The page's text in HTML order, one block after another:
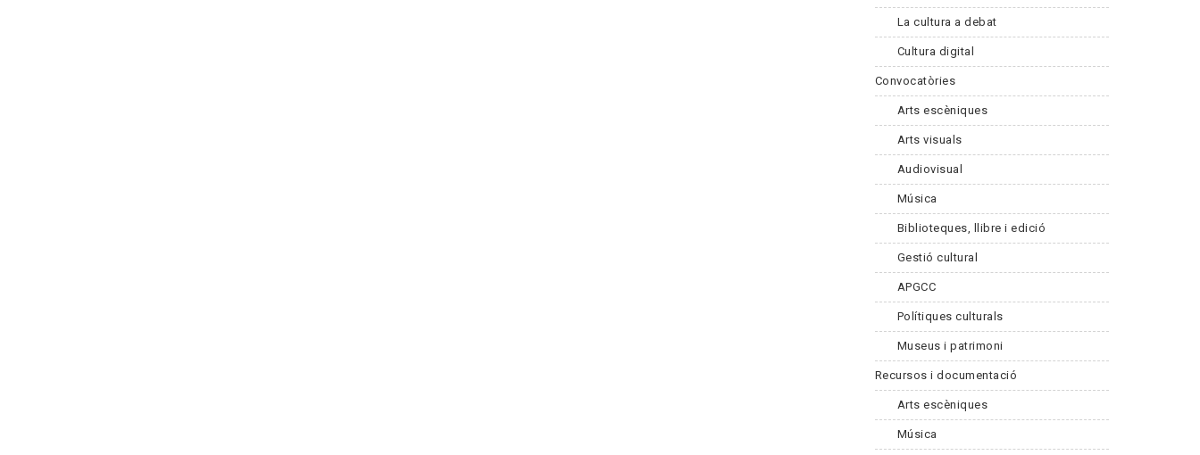
La cultura a debat
Cultura digital
Convocatòries
Arts escèniques
Arts visuals
Audiovisual
Música
Biblioteques, llibre i edició
Gestió cultural
APGCC
Polítiques culturals
Museus i patrimoni
Recursos i documentació
Arts escèniques
Música